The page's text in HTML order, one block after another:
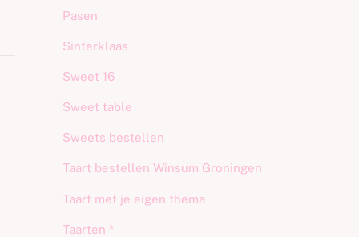
Pasen
Sinterklaas
Sweet 16
Sweet table
Sweets bestellen
Taart bestellen Winsum Groningen
Taart met je eigen thema
Taarten *